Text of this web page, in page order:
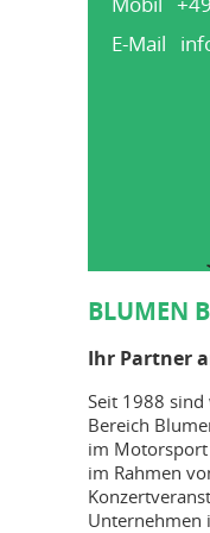
E-Mail
BLUMEN
Ihr Partner
Seit 1988
Bereich
im Motorsport
im Rahmen
Unternehmen